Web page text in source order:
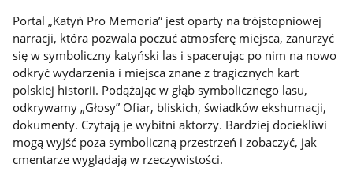
Portal „Katyń Pro Memoria” jest oparty na trójstopniowej
narracji, która pozwala poczuć atmosferę miejsca, zanurzyć
się w symboliczny katyński las i spacerując po nim na nowo
odkryć wydarzenia i miejsca znane z tragicznych kart
polskiej historii. Podążając w głąb symbolicznego lasu,
odkrywamy „Głosy” Ofiar, bliskich, świadków ekshumacji,
dokumenty. Czytają je wybitni aktorzy. Bardziej dociekliwi
mogą wyjść poza symboliczną przestrzeń i zobaczyć, jak
cmentarze wyglądają w rzeczywistości.